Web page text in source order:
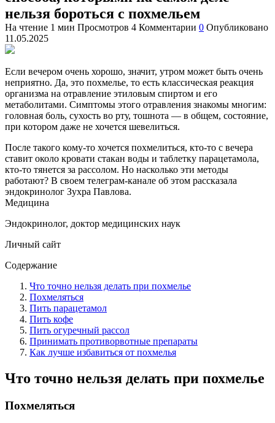
нельзя бороться с похмельем
На чтение 1 мин Просмотров 4 Комментарии 0 Опубликовано
11.05.2025
Если вечером очень хорошо, значит, утром может быть очень
неприятно. Да, это похмелье, то есть классическая реакция
организма на отравление этиловым спиртом и его
метаболитами. Симптомы этого отравления знакомы многим:
головная боль, сухость во рту, тошнота — в общем, состояние,
при котором даже не хочется шевелиться.
После такого кому-то хочется похмелиться, кто-то с вечера
ставит около кровати стакан воды и таблетку парацетамола,
кто-то тянется за рассолом. Но насколько эти методы
работают? В своем телеграм-канале об этом рассказала
эндокринолог Зухра Павлова.
Медицина
Эндокринолог, доктор медицинских наук
Личный сайт
Содержание
Что точно нельзя делать при похмелье
Похмеляться
Пить парацетамол
Пить кофе
Пить огуречный рассол
Принимать противорвотные препараты
Как лучше избавиться от похмелья
Что точно нельзя делать при похмелье
Похмеляться